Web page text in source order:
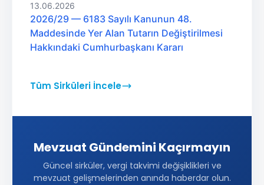
13.06.2026
2026/29 — 6183 Sayılı Kanunun 48.
Maddesinde Yer Alan Tutarın Değiştirilmesi
Hakkındaki Cumhurbaşkanı Kararı
Tüm Sirküleri İncele
Mevzuat Gündemini Kaçırmayın
Güncel sirküler, vergi takvimi değişiklikleri ve
mevzuat gelişmelerinden anında haberdar olun.